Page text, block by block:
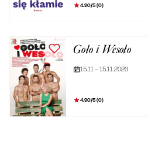
4.90/5 (0)
Goło i Wesoło
15.11 – 15.11.2026
4.90/5 (0)